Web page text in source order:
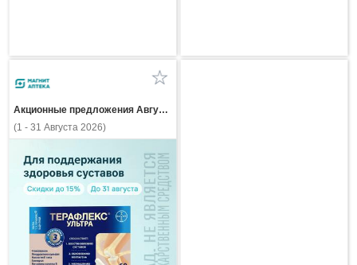
Акционные предложения Августа
(1 - 31 Августа 2026)